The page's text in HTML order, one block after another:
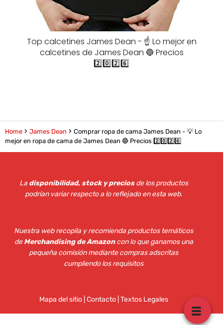
Top calcetines James Dean - ☝️ Lo mejor en
calcetines de James Dean 🔵 Precios
2️⃣0️⃣2️⃣6️⃣
Home James Dean
Comprar ropa de cama James Dean - 💡 Lo
mejor en ropa de cama de James Dean 🔵 Precios 2️⃣0️⃣2️⃣6️⃣
La disponibilidad, stock y preciosde los productos
podrían variar respecto a lo reflejado en esta web.
Nuestra web recopila y recomienda productos temáticos
deMerchandising de Amazoncon lo que ganamos una
pequeña comisión mediante compras adscritas
cumpliendo los requisitos
Mapa del sitio| Contacto | Textos Legales